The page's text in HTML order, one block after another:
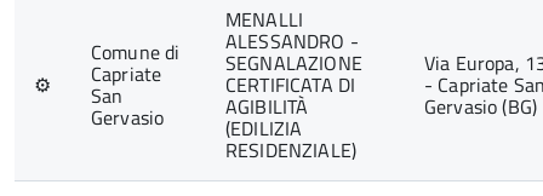
⚙
Comune di
Capriate
San
Gervasio
MENALLI
ALESSANDRO -
SEGNALAZIONE
CERTIFICATA DI
AGIBILITÀ
(EDILIZIA
RESIDENZIALE)
Via Europa,
- Capriate
Gervasio (BG)